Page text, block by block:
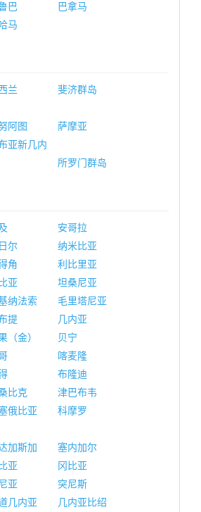
巴
巴拿马
马
兰
斐济群岛
阿图 萨摩亚
亚新几内
所罗门群岛
安哥拉
尔
纳米比亚
角
利比里亚
亚
坦桑尼亚
纳法索
毛里塔尼亚
提
几内亚
（金）
贝宁
喀麦隆
布隆迪
比克
津巴布韦
俄比亚
科摩罗
加斯加
塞内加尔
亚
冈比亚
亚
突尼斯
几内亚 几内亚比绍